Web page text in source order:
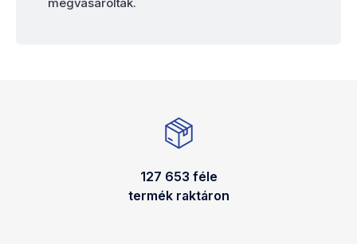
127 653 féle
termék raktáron